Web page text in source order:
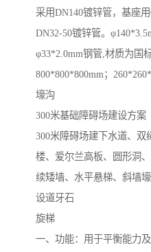
采用DN140镀锌管，基座
DN32-50镀锌管。
φ33*2.0mm钢管,材质为国
800*800*800mm；
壕沟
300米基础障碍场建设方案
300米障碍场建下水道、
楼、爱尔兰高板、圆形洞
续矮墙、水平悬梯、斜墙
设道牙石
旋梯
一、功能：用于平衡能力